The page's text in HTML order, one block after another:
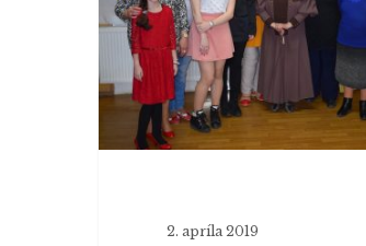
autori
poézie
celého
Slovenska
2. apríla 2019